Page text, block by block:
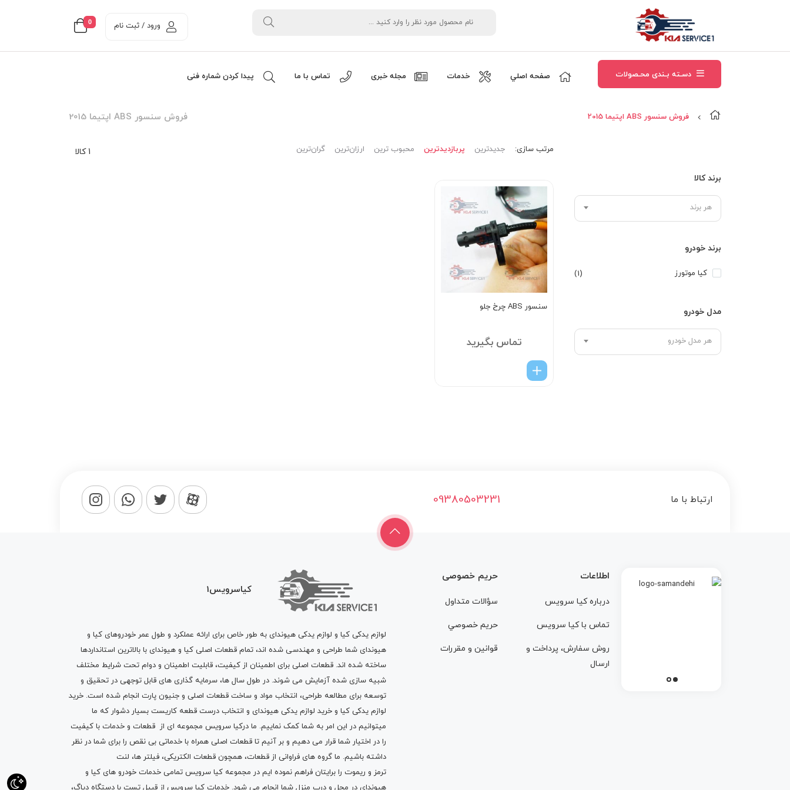
0 ورود / ثبت نام
دسـته بـندی محـصولات صفحه اصلي خدمات مجله خبری تماس با ما پیدا کردن شماره فنی
فروش سنسور ABS اپتيما 2015 فروش سنسور ABS اپتيما 2015
برند کالا
هر برند
برند خودرو
کیا موتورز (1)
مدل خودرو
هر مدل خودرو
1 کالا مرتب‌ سازی: جدیدترین پربازدیدترین محبوب ترین ارزان‌ترین گران‌ترین
سنسور ABS چرخ جلو
تماس بگیرید
ارتباط با ما 09380503231
اطلاعات
درباره کيا سرويس
تماس با کيا سرويس
روش سفارش، پرداخت و
ارسال
حریم خصوصی
سؤالات متداول
حريم خصوصي
قوانين و مقررات
کیاسرویس1
لوازم یدکی کیا و لوازم یدکی هیوندای به طور خاص برای ارائه عملکرد و طول عمر خودروهای کیا و
هیوندای شما طراحی و مهندسی شده اند، تمام قطعات اصلی کیا و هیوندای با بالاترین استانداردها
ساخته شده اند. قطعات اصلی برای اطمینان از کیفیت، قابلیت اطمینان و دوام تحت شرایط مختلف
شبیه سازی شده آزمایش می شوند. در طول سال ها، سرمایه گذاری های قابل توجهی در تحقیق و
توسعه برای مطالعه طراحی، انتخاب مواد و ساخت قطعات اصلی و جنیون پارت انجام شده است. خرید
لوازم یدکی کیا و خرید لوازم یدکی هیوندای و انتخاب درست قطعه کاریست بسیار دشوار که ما
میتوانیم در این امر به شما کمک نماییم. ما درکیا سرویس مجموعه ای از قطعات و خدمات با کیفیت
را در اختیار شما قرار می دهیم و بر آنیم تا قطعات اصلی همراه با خدماتی بی نقص را برای شما در نظر
داشته باشیم. ما گروه های فراوانی از قطعات، همچون قطعات الکتریکی، فیلتر ها، لنت
ترمز و ریموت را برایتان فراهم نموده ایم در مجموعه کیا سرویس تمامی خدمات خودرو های کیا و
هیوندای در محل و درب منزل شما انجام می شود. خدمات کیا سرویس از قبیل تست با دستگاه دیاگ،